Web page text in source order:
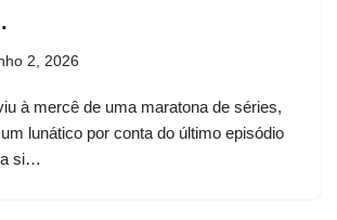
2, 2026
à mercê de uma maratona de séries,
lunático por conta do último episódio
a si…